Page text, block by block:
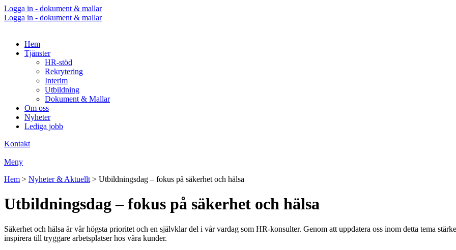
Logga in - dokument & mallar
Logga in - dokument & mallar
Hem
Tjänster
HR-stöd
Rekrytering
Interim
Utbildning
Dokument & Mallar
Om oss
Nyheter
Lediga jobb
Kontakt
Meny
Hem > Nyheter & Aktuellt > Utbildningsdag – fokus på säkerhet och hälsa
Utbildningsdag – fokus på säkerhet och hälsa
Säkerhet och hälsa är vår högsta prioritet och en självklar del i vår vardag som HR-konsulter. Genom att uppdatera oss inom detta tema
inspirera till tryggare arbetsplatser hos våra kunder.